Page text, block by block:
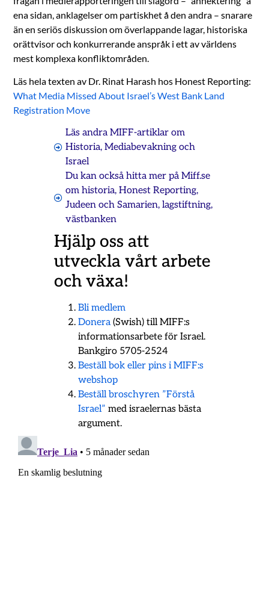
ena sidan, anklagelser om partiskhet å den andra – snarare
än en seriös diskussion om överlappande lagar, historiska
orättvisor och konkurrerande anspråk i ett av världens
mest komplexa konfliktområden.
Läs hela texten av Dr. Rinat Harash hos Honest Reporting:
What Media Missed About Israel’s West Bank Land
Registration Move
Läs andra MIFF-artiklar om
Historia, Mediabevakning och
Israel
Du kan också hitta mer på Miff.se
om historia, Honest Reporting,
Judeen och Samarien, lagstiftning,
västbanken
Hjälp oss att
utveckla vårt arbete
och växa!
Bli medlem
Donera(Swish) till MIFF:s
informationsarbete för Israel.
Bankgiro 5705-2524
Beställ bok eller pins i MIFF:s
webshop
Beställ broschyren ”Förstå
Israel” med israelernas bästa
argument.